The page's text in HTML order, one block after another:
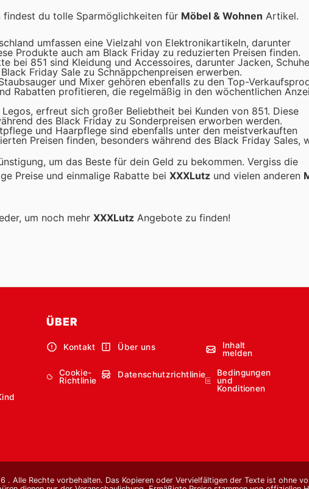
du tolle Sparmöglichkeiten für Möbel & Wohnen Artikel.
umfassen eine Vielzahl von Elektronikartikeln, darunter
Produkte auch am Black Friday zu reduzierten Preisen finden.
bei 851 sind Kleidung und Accessoires, darunter Jacken,
Friday Sale zu Schnäppchenpreisen erwerben.
und Mixer gehören ebenfalls zu den Top-
Rabatten profitieren, die regelmäßig in den wöchentlichen
erfreut sich großer Beliebtheit bei Kunden von 851. Diese
des Black Friday zu Sonderpreisen erworben werden.
und Haarpflege sind ebenfalls unter den meistverkauften
Preisen finden, besonders während des Black Friday Sales,
um das Beste für dein Geld zu bekommen. Vergiss die
Preise und einmalige Rabatte bei XXXLutz und vielen anderen
um noch mehr XXXLutz Angebote zu finden!
ÜBER
Kontakt Über uns
Inhalt
melden
Cookie-
Richtlinie
Datenschutzrichtlinie
Bedingungen
und
Konditionen
. Alle Rechte vorbehalten. Das Kopieren oder Vervielfältigen der Texte ist ohne